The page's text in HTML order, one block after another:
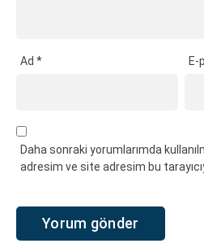
Ad *
Daha sonraki yorumlarımda
adresim ve site adresim bu